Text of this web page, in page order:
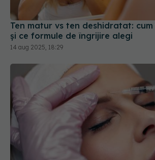
14 aug 2025, 18:29
Ce se întâmplă cu fața după